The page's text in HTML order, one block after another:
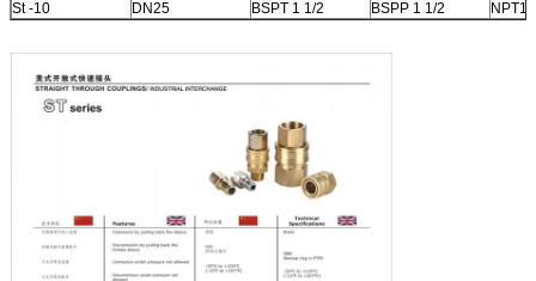
St -10
DN25 BSPT 1 1/2 BSPP 1 1/2 NPT1